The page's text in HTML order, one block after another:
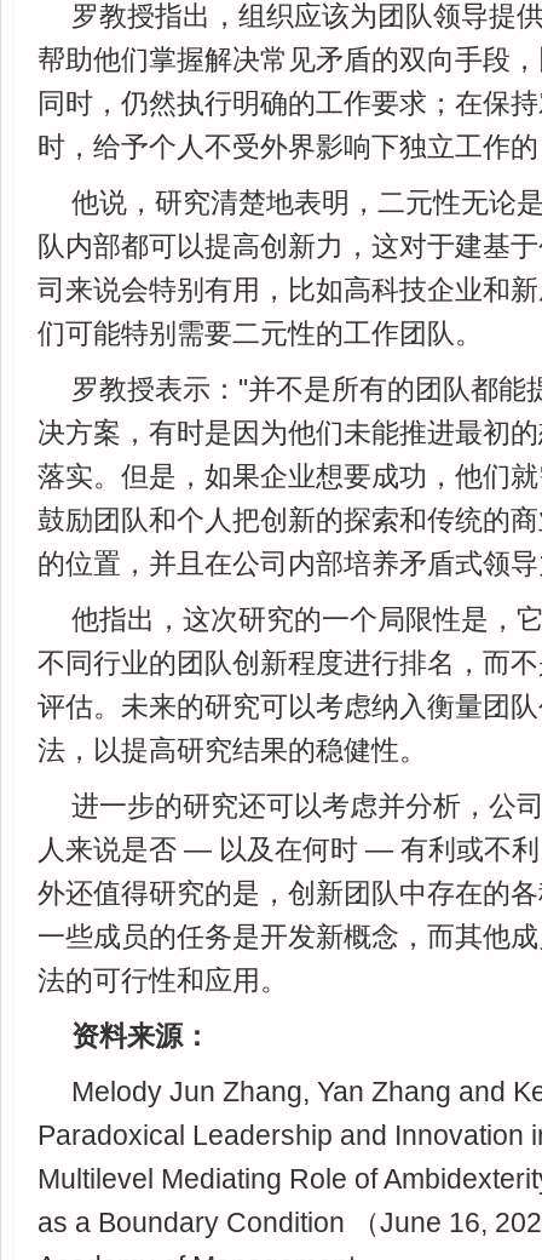
罗教授指出，组织应该为团队领导提
帮助他们掌握解决常见矛盾的双向手段
同时，仍然执行明确的工作要求；在保
时，给予个人不受外界影响下独立工作
他说，研究清楚地表明，二元性无论
队内部都可以提高创新力，这对于建基
司来说会特别有用，比如高科技企业和
们可能特别需要二元性的工作团队。
罗教授表示："并不是所有的团队都能
决方案，有时是因为他们未能推进最初
落实。但是，如果企业想要成功，他们
鼓励团队和个人把创新的探索和传统的
的位置，并且在公司内部培养矛盾式领
他指出，这次研究的一个局限性是，
不同行业的团队创新程度进行排名，而
评估。未来的研究可以考虑纳入衡量团
法，以提高研究结果的稳健性。
进一步的研究还可以考虑并分析，公
人来说是否 — 以及在何时 — 有利或不
外还值得研究的是，创新团队中存在的
一些成员的任务是开发新概念，而其他
法的可行性和应用。
资料来源：
Melody Jun Zhang, Yan Zhang and
Paradoxical Leadership and Innovation
Multilevel Mediating Role of
as a Boundary Condition （June 16,